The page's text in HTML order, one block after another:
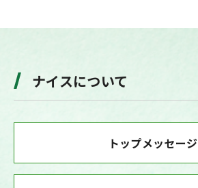
ナイスについて
トップメッセージ